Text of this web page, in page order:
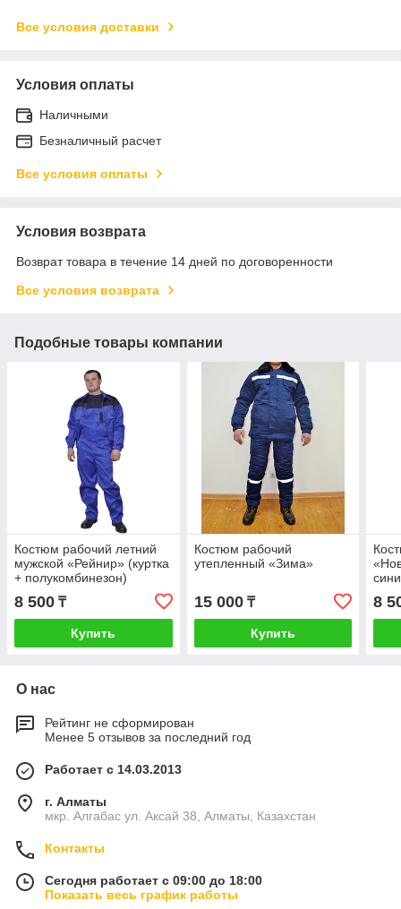
Все условия доставки
Условия оплаты
Наличными
Безналичный расчет
Все условия оплаты
Условия возврата
Возврат товара в течение 14 дней по договоренности
Все условия возврата
Подобные товары компании
Костюм рабочий летний
мужской «Рейнир» (куртка
+ полукомбинезон)
8 500 ₸
Купить
Костюм рабочий
утепленный «Зима»
15 000₸
Купить
8
О нас
Рейтинг не сформирован
Менее 5 отзывов за последний год
Работает с 14.03.2013
г. Алматы
мкр. Алгабас ул. Аксай 38, Алматы, Казахстан
Контакты
Сегодня работает с 09:00 до 18:00
Показать весь график работы